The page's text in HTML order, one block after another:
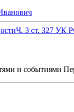
Ч. 3 ст. 327 УК
и событиями